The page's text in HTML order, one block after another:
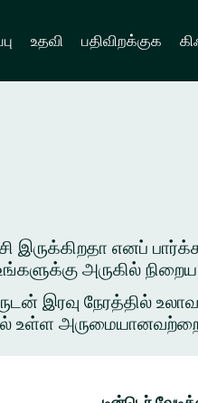
உதவி பதிவிறக்குக
இருக்கிறதா எனப்
உங்களுக்கு அருகில்
நேரத்தில் உலாவ,
உள்ள